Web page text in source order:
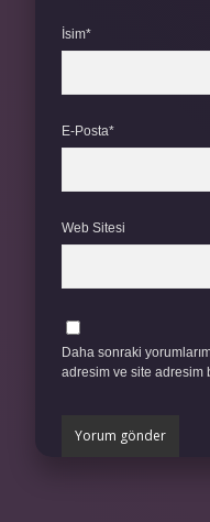
İsim*
E-Posta*
Web Sitesi
Daha sonraki
adresim ve site adresim